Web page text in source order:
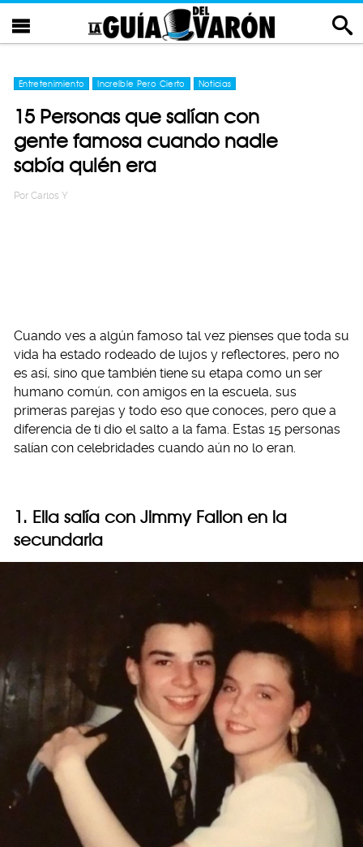
Entretenimiento Increíble Pero Cierto Noticias
15 Personas que salían con
gente famosa cuando nadie
sabía quién era
Por Carlos Y
Cuando ves a algún famoso tal vez pienses que toda su
vida ha estado rodeado de lujos y reflectores, pero no
es así, sino que también tiene su etapa como un ser
humano común, con amigos en la escuela, sus
primeras parejas y todo eso que conoces, pero que a
diferencia de ti dio el salto a la fama. Estas 15 personas
salían con celebridades cuando aún no lo eran.
1. Ella salía con Jimmy Fallon en la
secundaria